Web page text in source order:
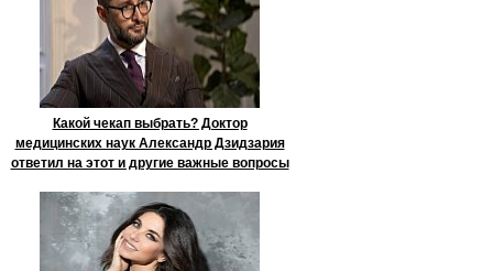
Какой чекап выбрать? Доктор
медицинских наук Александр Дзидзария
ответил на этот и другие важные вопросы